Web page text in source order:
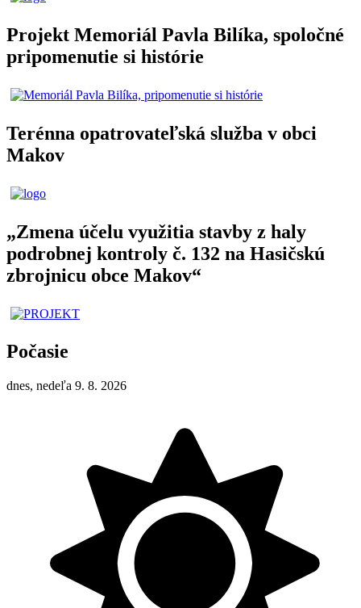
Projekt Memoriál Pavla Bilíka, spoločné
pripomenutie si histórie
Terénna opatrovateľská služba v obci
Makov
„Zmena účelu využitia stavby z haly
podrobnej kontroly č. 132 na Hasičskú
zbrojnicu obce Makov“
Počasie
dnes, nedeľa 9. 8. 2026